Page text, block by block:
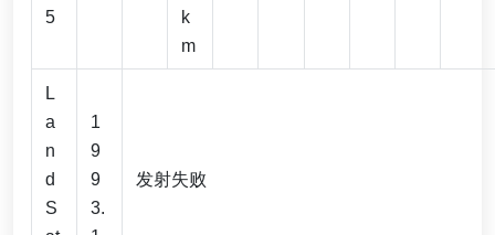
5
k
m
L
a
n
d
S
1
9
9
3.
发射失败